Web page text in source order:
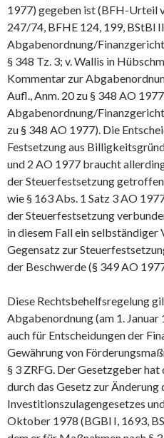
1977) gegeben ist (BFH-Urteil
247/74, BFHE 124, 199, BStBl
Abgabenordnung/
§ 348 Tz. 3; v. Wallis in
Kommentar zur
Aufl., Anm. 20 zu § 348 AO
Abgabenordnung/
zu § 348 AO 1977). Die
Festsetzung aus
und 2 AO 1977 braucht
der Steuerfestsetzung getroffen
wie § 163 Abs. 1 Satz 3 AO
der Steuerfestsetzung
in diesem Fall ein
Gegensatz zur
der Beschwerde (§ 349 AO
Diese Rechtsbehelfsregelung
Abgabenordnung (am 1.
auch für Entscheidungen der
Gewährung von
§ 3 ZRFG. Der Gesetzgeber
durch das Gesetz zur Änderung
Investitionszulagengesetzes
Oktober 1978 (BGBl I, 1693,